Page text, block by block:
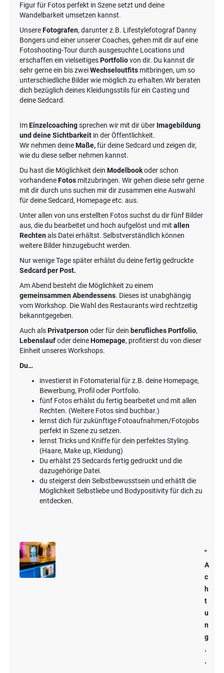
Figur für Fotos perfekt in Szene setzt und deine
Wandelbarkeit umsetzen kannst.
UnsereFotografen, darunter z.B. Lifestylefotograf Danny
Bongers und einer unserer Coaches, gehen mit dir auf eine
Fotoshooting-Tour durch ausgesuchte Locations und
erschaffen ein vielseitigesPortfoliovon dir. Du kannst dir
sehr gerne ein bis zweiWechseloutfits mitbringen, um so
unterschiedliche Bilder wie möglich zu erhalten.Wir beraten
dich bezüglich deines Kleidungsstils für ein Casting und
deine Sedcard.
ImEinzelcoachingsprechen wir mit dir über Imagebildung
und deine Sichtbarkeit in der Öffentlichkeit.
Wir nehmen deineMaße,für deine Sedcard und zeigen dir,
wie du diese selber nehmen kannst.
Du hast die Möglichkeit dein Modelbookoder schon
vorhandeneFotos mitzubringen. Wir gehen diese sehr gerne
mit dir durch uns suchen mir dir zusammen eine Auswahl
für deine Sedcard, Homepage etc. aus.
Unter allen von uns erstellten Fotos suchst du dir fünf Bilder
aus, die du bearbeitet und hoch aufgelöst und mit allen
Rechtenals Datei erhältst. Selbstverständlich können
weitere Bilder hinzugebucht werden.
Nur wenige Tage später erhälst du deine fertig gedruckte
Sedcard per Post.
Am Abend besteht die Möglichkeit zu einem
gemeinsammen Abendessens. Dieses ist unabghängig
vom Workshop. Die Wahl des Restaurants wird rechtzeitig
bekanntgegeben.
Auch alsPrivatpersonoder für dein berufliches Portfolio,
Lebenslaufoder deineHomepage, profitierst du von dieser
Einheit unseres Workshops.
Du…
investierst in Fotomaterial für z.B. deine Homepage,
Bewerbung, Profil oder Portfolio.
fünf Fotos erhälst du fertig bearbeitet und mit allen
Rechten. (Weitere Fotos sind buchbar.)
lernst dich für zukünftige Fotoaufnahmen/Fotojobs
perfekt in Szene zu setzen.
lernst Tricks und Kniffe für dein perfektes Styling.
(Haare, Make up, Kleidung)
Du erhälst 25 Sedcards fertig gedruckt und die
dazugehörige Datei.
du steigerst dein Selbstbewusstsein und erhätlt die
Möglichkeit Selbstliebe und Bodypositivity für dich zu
entdecken.
"
A
c
h
t
u
n
g
.
.